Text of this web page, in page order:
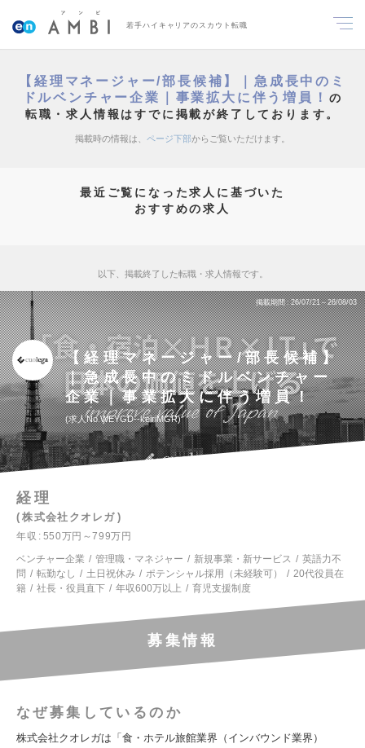
若手ハイキャリアのスカウト転職
【経理マネージャー/部長候補】｜急成長中のミ
ドルベンチャー企業｜事業拡大に伴う増員！ の
転職・求人情報はすでに掲載が終了しております。
掲載時の情報は、 ページ下部からご覧いただけます。
最近ご覧になった求人に基づいた
おすすめの求人
以下、掲載終了した転職・求人情報です。
掲載期間 26/07/21～26/08/03
【経理マネージャー/部長候補】
｜急成長中のミドルベンチャー
企業｜事業拡大に伴う増員！
求人No.WEYGD--keiriMGR
経理
株式会社クオレガ
年収
550万円～799万円
ベンチャー企業
管理職・マネジャー 新規事業・新サービス
英語力不
問
転勤なし 土日祝休み ポテンシャル採用（未経験可）
20代役員在
籍
社長・役員直下 年収600万以上 育児支援制度
募集情報
なぜ募集しているのか
株式会社クオレガは「食・ホテル旅館業界（インバウンド業界）